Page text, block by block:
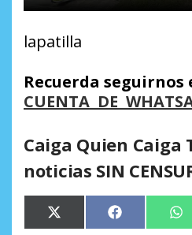
lapatilla
Recuerda seguirnos
CUENTA DE
Caiga Quien Caiga
noticias SIN
Compartir
en
X
(Twitter)
Compartir
en
Facebook